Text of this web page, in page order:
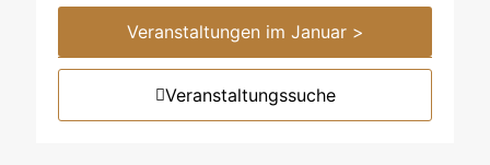
Veranstaltungen im Januar >
Veranstaltungssuche